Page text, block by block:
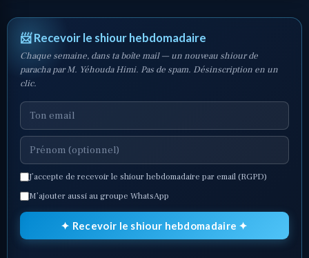
📨 Recevoir le shiour hebdomadaire
Chaque semaine, dans ta boîte mail — un nouveau shiour de
paracha par M. Yéhouda Himi. Pas de spam. Désinscription en un
clic.
J’accepte de recevoir le shiour hebdomadaire par email (RGPD)
M’ajouter aussi au groupe WhatsApp
✦ Recevoir le shiour hebdomadaire ✦